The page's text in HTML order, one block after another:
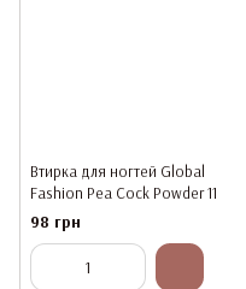
Втирка для ногтей Global
Fashion Pea Cock Powder 11
98 грн